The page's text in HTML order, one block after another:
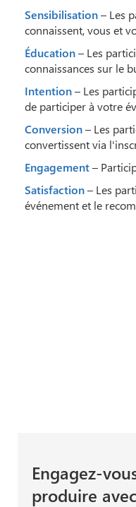
Sensibilisation– Les
connaissent, vous et
Éducation– Les
connaissances sur le
Intention– Les
de participer à votre
Conversion– Les
convertissent via
Engagement–
Satisfaction– Les
événement et le
Engagez-
produire